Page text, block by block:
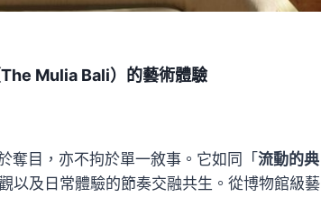
Mulia Bali）的藝術體驗
奪目，亦不拘於單一敘事。它如同「流動的典
以及日常體驗的節奏交融共生。從博物館級藝